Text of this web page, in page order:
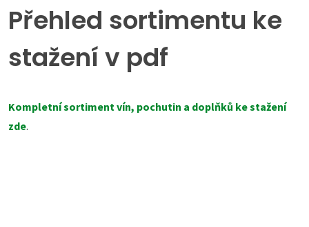
Přehled sortimentu ke
stažení v pdf
Kompletní sortiment vín, pochutin a doplňků ke stažení
zde.